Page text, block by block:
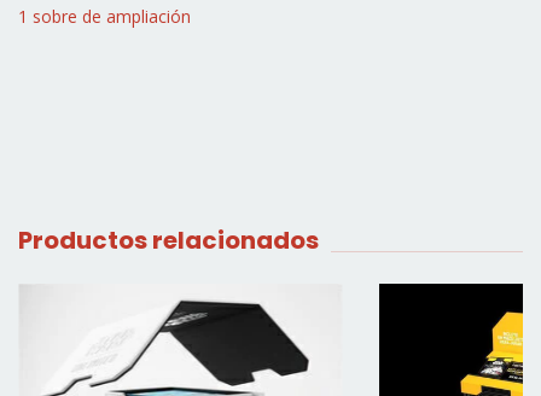
1 sobre de ampliación
Productos relacionados